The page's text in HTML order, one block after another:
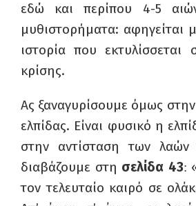
εδώ και περίπου 4-5
μυθιστορήματα: αφηγείται
ιστορία που εκτυλίσσεται
κρίσης.
Ας ξαναγυρίσουμε όμως
ελπίδας. Είναι φυσικό η
στην αντίσταση των λαών
διαβάζουμε στη σελίδα 43:
τον τελευταίο καιρό σε